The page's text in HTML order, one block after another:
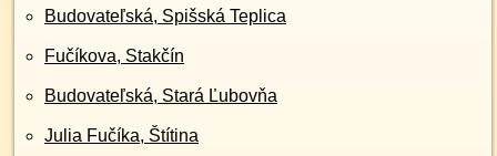
Budovateľská, Spišská Teplica
Fučíkova, Stakčín
Budovateľská, Stará Ľubovňa
Julia Fučíka, Štítina